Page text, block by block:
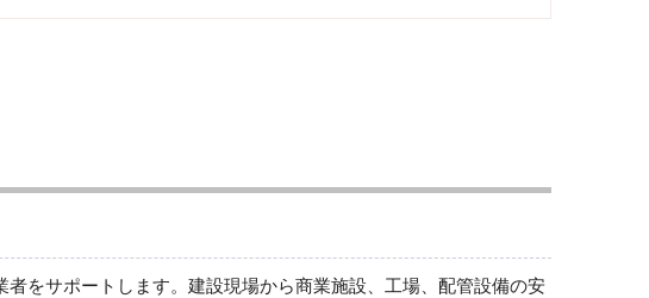
をサポートします。建設現場から商業施設、工場、配管設備の安